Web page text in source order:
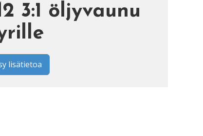
3:1 öljyvaunu
lisätietoa